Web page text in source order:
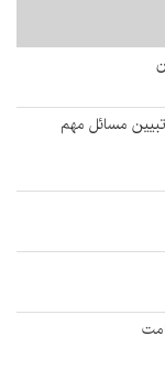
مسائل مهم